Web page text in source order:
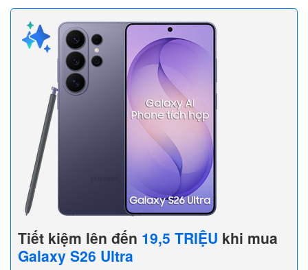
Tiết kiệm lên đến 19,5 TRIỆU khi mua
Galaxy S26 Ultra